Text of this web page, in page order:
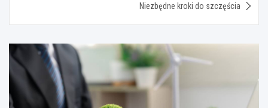
Niezbędne kroki do szczęścia